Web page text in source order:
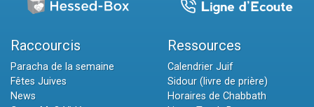
Raccourcis
Paracha de la semaine
Fêtes Juives
News
Ressources
Calendrier Juif
Sidour (livre de prière)
Horaires de Chabbath